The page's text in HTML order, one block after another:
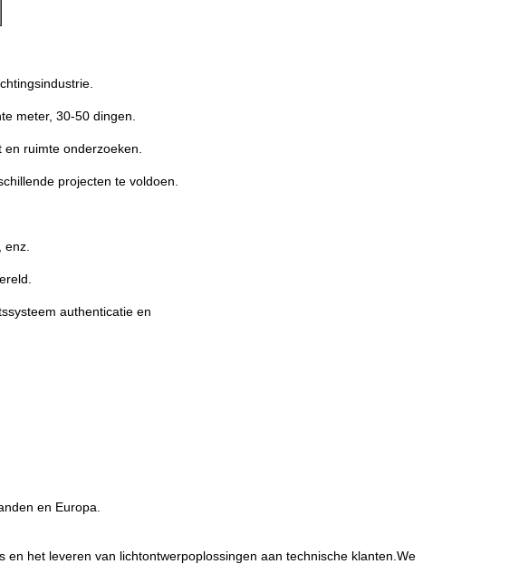
meter, 30-50 dingen.
ruimte onderzoeken.
projecten te voldoen.
authenticatie en
en Europa.
het leveren van lichtontwerpoplossingen aan technische klanten.We